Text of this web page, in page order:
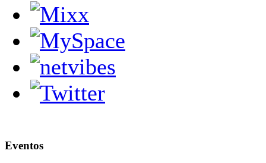
Eventos